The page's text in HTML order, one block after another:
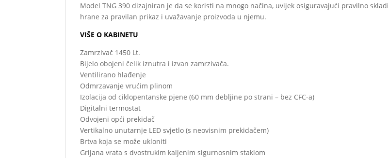
Model TNG 390 dizajniran je da se koristi na mnogo načina, uvijek osiguravajući pravilno
hrane za pravilan prikaz i uvažavanje proizvoda u njemu.
VIŠE O KABINETU
Zamrzivač 1450 Lt.
Bijelo obojeni čelik iznutra i izvan zamrzivača.
Ventilirano hlađenje
Odmrzavanje vrućim plinom
Izolacija od ciklopentanske pjene (60 mm debljine po strani – bez CFC-a)
Digitalni termostat
Odvojeni opći prekidač
Vertikalno unutarnje LED svjetlo (s neovisnim prekidačem)
Brtva koja se može ukloniti
Grijana vrata s dvostrukim kaljenim sigurnosnim staklom